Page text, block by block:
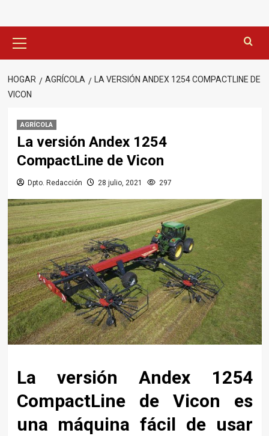
principal
HOGAR AGRÍCOLA
LA VERSIÓN ANDEX 1254 COMPACTLINE DE
VICON
AGRÍCOLA
La versión Andex 1254
CompactLine de Vicon
Dpto. Redacción 28 julio, 2021 297
La versión Andex 1254
CompactLine de Vicon es
una máquina fácil de usar